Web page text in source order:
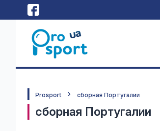
Prosport сборная Португалии
сборная Португалии